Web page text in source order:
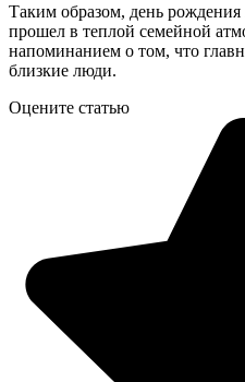
Таким образом, день
прошел в теплой семейной
напоминанием о том, что
близкие люди.
Оцените статью